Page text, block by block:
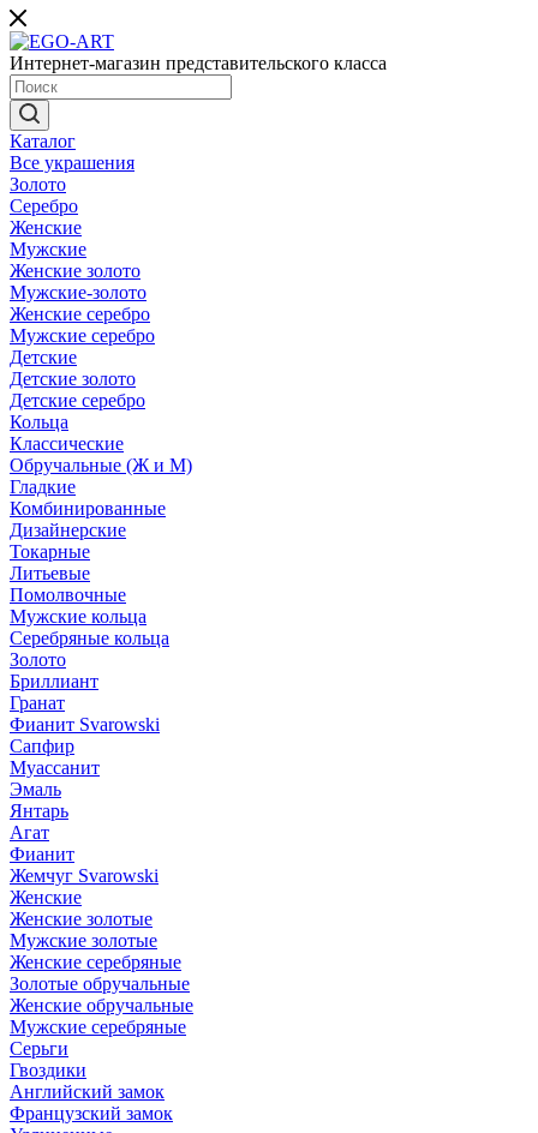
Интернет-магазин представительского класса
Каталог
Все украшения
Золото
Серебро
Женские
Мужские
Женские золото
Мужские-золото
Женские серебро
Мужские серебро
Детские
Детские золото
Детские серебро
Кольца
Классические
Обручальные (Ж и М)
Гладкие
Комбинированные
Дизайнерские
Токарные
Литьевые
Помолвочные
Мужские кольца
Серебряные кольца
Золото
Бриллиант
Гранат
Фианит Svarowski
Сапфир
Муассанит
Эмаль
Янтарь
Агат
Фианит
Жемчуг Svarowski
Женские
Женские золотые
Мужские золотые
Женские серебряные
Золотые обручальные
Женские обручальные
Мужские серебряные
Серьги
Гвоздики
Английский замок
Французский замок